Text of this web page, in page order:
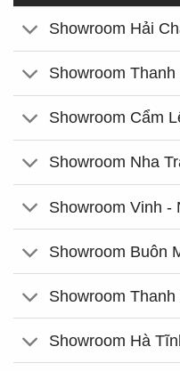
Showroom Hải
Showroom
Showroom Cẩm
Showroom Nha
Showroom Vinh -
Showroom Buôn
Showroom Thanh
Showroom Hà